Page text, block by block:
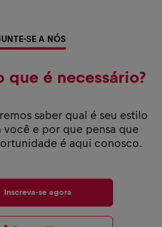
SE A NÓS
que é necessário?
saber qual é seu estilo
você e por que pensa que
é aqui conosco.
Inscreva-se agora